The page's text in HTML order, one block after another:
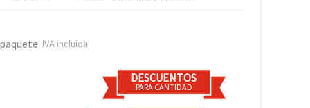
IVA incluida
DESCUENTOS
PARA CANTIDAD